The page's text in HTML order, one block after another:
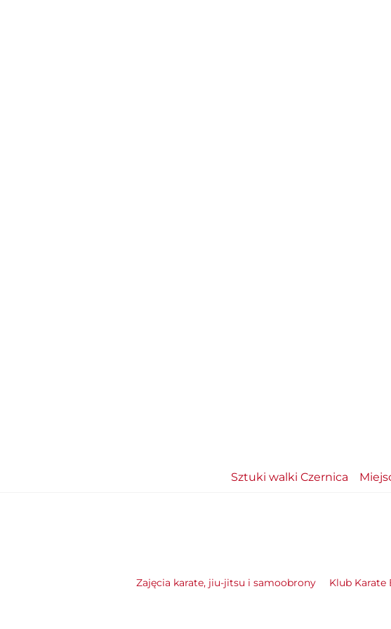
Sztuki walki Czernica
Zajęcia karate, jiu-jitsu i samoobrony
Klub Karate